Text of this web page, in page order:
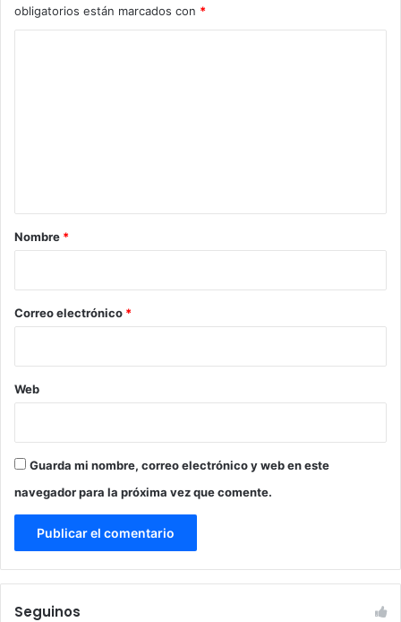
obligatorios están marcados con *
r
*
Nombre *
Correo electrónico *
Web
Guarda mi nombre, correo electrónico y web en este
navegador para la próxima vez que comente.
Seguinos